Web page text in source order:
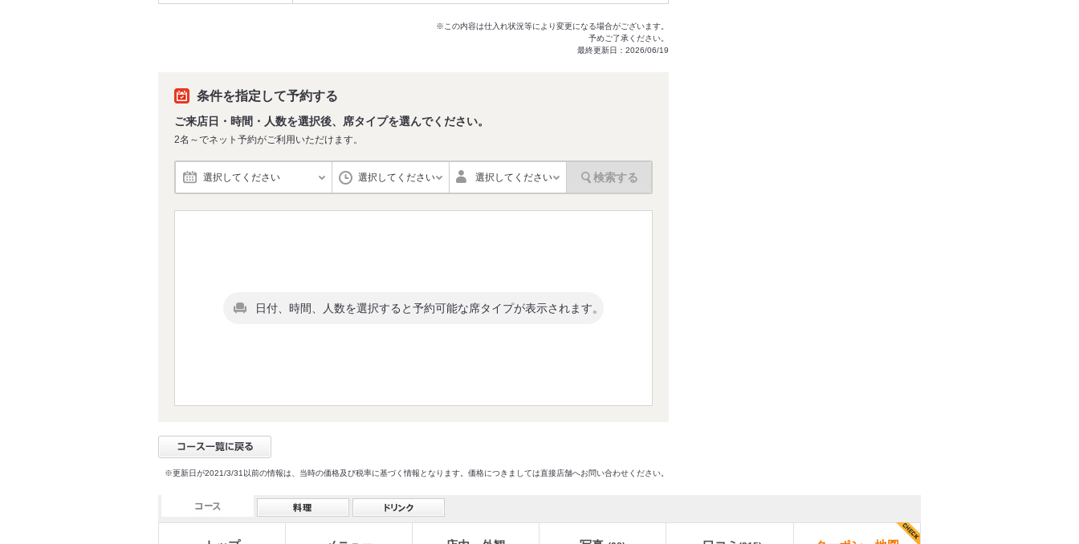
※この内容は仕入れ状況等により変更になる場合がございます。
予めご了承ください。
最終更新日：2026/06/19
条件を指定して予約する
ご来店日・時間・人数を選択後、席タイプを選んでください。
2名～でネット予約がご利用いただけます。
選択してください 選択してください 選択してください 検索する
日付、時間、人数を選択すると予約可能な席タイプが表示されます。
※更新日が2021/3/31以前の情報は、当時の価格及び税率に基づく情報となります。価格につきましては直接店舗へお問い合わせください。